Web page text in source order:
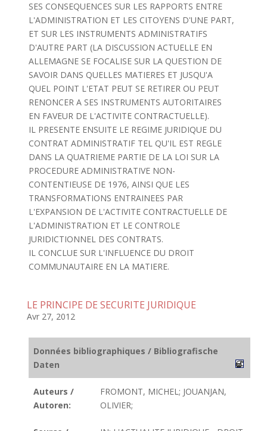
SES CONSEQUENCES SUR LES RAPPORTS ENTRE
L'ADMINISTRATION ET LES CITOYENS D'UNE PART,
ET SUR LES INSTRUMENTS ADMINISTRATIFS
D'AUTRE PART (LA DISCUSSION ACTUELLE EN
ALLEMAGNE SE FOCALISE SUR LA QUESTION DE
SAVOIR DANS QUELLES MATIERES ET JUSQU'A
QUEL POINT L'ETAT PEUT SE RETIRER OU PEUT
RENONCER A SES INSTRUMENTS AUTORITAIRES
EN FAVEUR DE L'ACTIVITE CONTRACTUELLE).
IL PRESENTE ENSUITE LE REGIME JURIDIQUE DU
CONTRAT ADMINISTRATIF TEL QU'IL EST REGLE
DANS LA QUATRIEME PARTIE DE LA LOI SUR LA
PROCEDURE ADMINISTRATIVE NON-
CONTENTIEUSE DE 1976, AINSI QUE LES
TRANSFORMATIONS ENTRAINEES PAR
L'EXPANSION DE L'ACTIVITE CONTRACTUELLE DE
L'ADMINISTRATION ET LE CONTROLE
JURIDICTIONNEL DES CONTRATS.
IL CONCLUE SUR L'INFLUENCE DU DROIT
COMMUNAUTAIRE EN LA MATIERE.
LE PRINCIPE DE SECURITE JURIDIQUE
Avr 27, 2012
Données bibliographiques / Bibliografische
Daten
Auteurs /
Autoren:
FROMONT, MICHEL; JOUANJAN,
OLIVIER;